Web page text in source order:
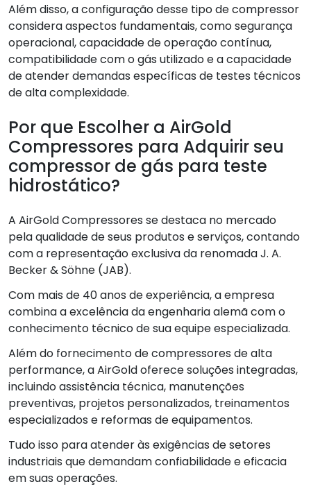
Além disso, a configuração desse tipo de compressor
considera aspectos fundamentais, como segurança
operacional, capacidade de operação contínua,
compatibilidade com o gás utilizado e a capacidade
de atender demandas específicas de testes técnicos
de alta complexidade.
Por que Escolher a AirGold
Compressores para Adquirir seu
compressor de gás para teste
hidrostático?
A AirGold Compressores se destaca no mercado
pela qualidade de seus produtos e serviços, contando
com a representação exclusiva da renomada J. A.
Becker & Söhne (JAB).
Com mais de 40 anos de experiência, a empresa
combina a excelência da engenharia alemã com o
conhecimento técnico de sua equipe especializada.
Além do fornecimento de compressores de alta
performance, a AirGold oferece soluções integradas,
incluindo assistência técnica, manutenções
preventivas, projetos personalizados, treinamentos
especializados e reformas de equipamentos.
Tudo isso para atender às exigências de setores
industriais que demandam confiabilidade e eficacia
em suas operações.